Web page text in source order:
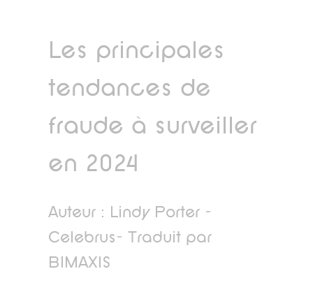
Les principales
tendances de
fraude à surveiller
en 2024
Auteur : Lindy Porter -
Celebrus- Traduit par
BIMAXIS